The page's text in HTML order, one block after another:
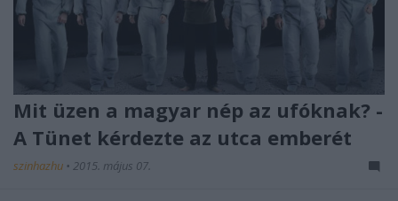
Mit üzen a magyar nép az ufóknak? -
A Tünet kérdezte az utca emberét
szinhazhu • 2015. május 07.